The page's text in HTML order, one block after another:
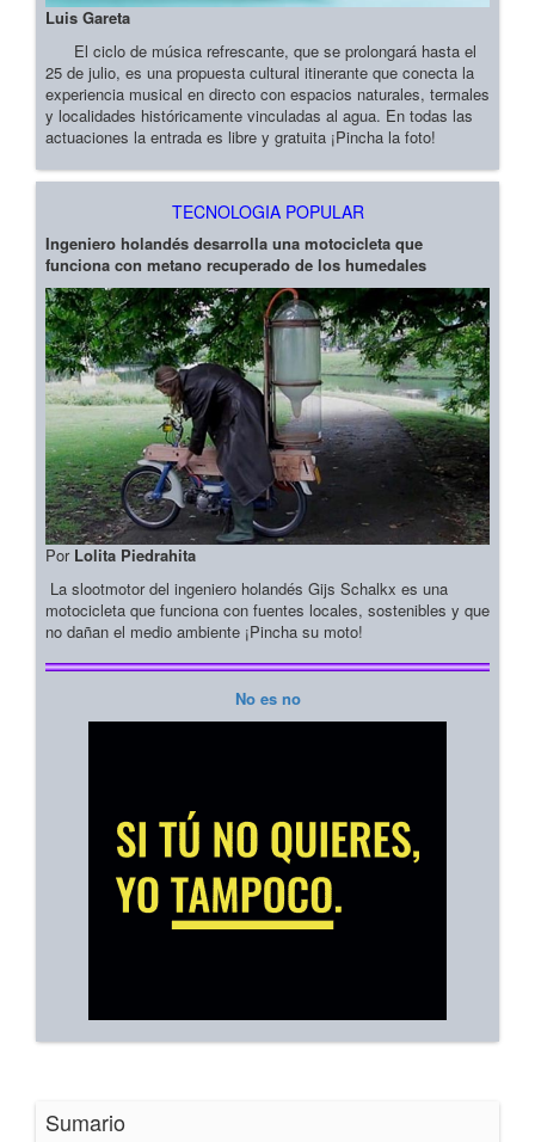
Luis Gareta
El ciclo de música refrescante, que se prolongará hasta el
25 de julio, es una propuesta cultural itinerante que conecta la
experiencia musical en directo con espacios naturales, termales
y localidades históricamente vinculadas al agua. En todas las
actuaciones la entrada es libre y gratuita ¡Pincha la foto!
TECNOLOGIA POPULAR
Ingeniero holandés desarrolla una motocicleta que
funciona con metano recuperado de los humedales
Por Lolita Piedrahita
La slootmotor del ingeniero holandés Gijs Schalkx es una
motocicleta que funciona con fuentes locales, sostenibles y que
no dañan el medio ambiente ¡Pincha su moto!
No es no
Sumario